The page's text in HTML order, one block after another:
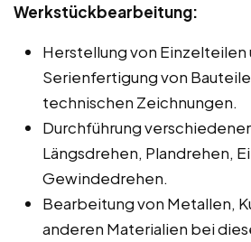
Werkstückbearbeitung:
Herstellung von Einzelteilen
Serienfertigung von
technischen Zeichnungen.
Durchführung
Längsdrehen, Plandrehen,
Gewindedrehen.
Bearbeitung von Metallen,
anderen Materialien bei